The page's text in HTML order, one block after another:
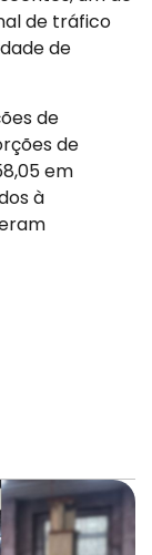
de tráfico
de
de
de
em
à